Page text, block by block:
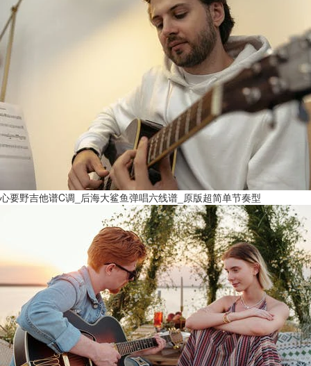
心要野吉他谱C调_后海大鲨鱼弹唱六线谱_原版超简单节奏型